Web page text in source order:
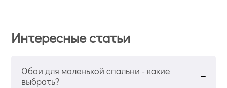
Интересные статьи
Обои для маленькой спальни - какие
выбрать?